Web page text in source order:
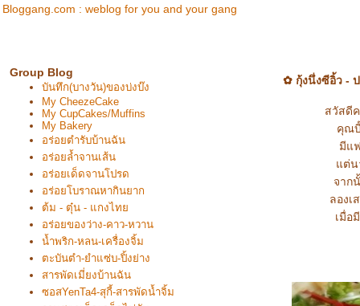
Bloggang.com : weblog for you and your gang
Group Blog
บันทึก(บางวัน)ของบ่งบ๊ง
My CheezeCake
My CupCakes/Muffins
My Bakery
อร่อยตำรับบ้านฉัน
อร่อยล้ำจานเส้น
อร่อยเด็ดจานโปรด
อร่อยโบราณหากินยาก
ต้ม - ตุ๋น - แกงไท
อร่อยของว่าง-คาว-หวาน
น้ำพริก-หลน-เครื่องจิ้ม
ตะบันตำ-ยำแซ่บ-ปิ้งย่าง
สารพัดเมี่ยงบ้านฉัน
ซอสYenTa4-สุกี้-สารพัดน้ำจิ้ม
✿ กุ้งนึ่งซีอิ้ว -
สวัสดี
คุณ
มีแ
ต่นา
จาก
ลองเ
เมื่อ